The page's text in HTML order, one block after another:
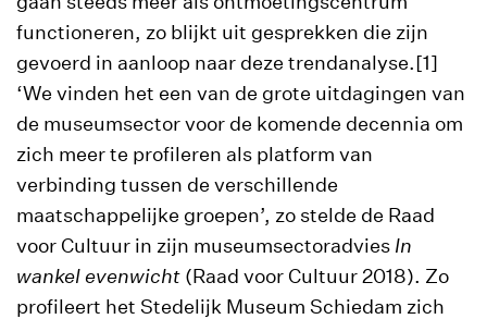
functioneren, zo blijkt uit gesprekken die zijn
gevoerd in aanloop naar deze trendanalyse.[1]
‘We vinden het een van de grote uitdagingen van
de museumsector voor de komende decennia om
zich meer te profileren als platform van
verbinding tussen de verschillende
maatschappelijke groepen’, zo stelde de Raad
voor Cultuur in zijn museumsectoradvies In
wankel evenwicht (Raad voor Cultuur 2018). Zo
profileert het Stedelijk Museum Schiedam zich